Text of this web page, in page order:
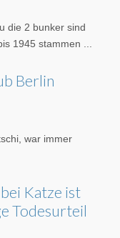
die 2 bunker sind
1945 stammen ...
Berlin
war immer
Katze ist
Todesurteil